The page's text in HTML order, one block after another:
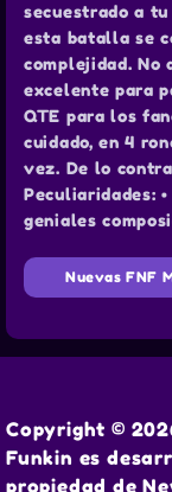
secuestrado a
esta batalla se
complejidad. No
excelente para
QTE para los
cuidado, en 4
vez. De lo
Peculiaridades:
geniales
Nuevas FNF
Copyright ©
Funkin es
propiedad de